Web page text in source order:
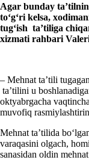
Agar bunday
toʻgʻri kelsa,
tugʻish ta’tiliga
хizmati rahbari
– Mehnat ta’tili
ta’tilini u
oktyabrgacha
muvofiq
Mehnat ta’tilida
varaqasini olgach,
sanasidan oldin